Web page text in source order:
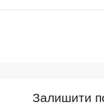
Залишити